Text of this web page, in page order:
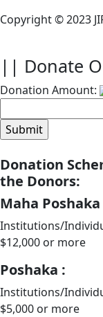
Copyright © 2023
|| Donate
Donation Amount:
Donation
the Donors:
Maha Poshaka
Institutions/
$12,000 or more
Poshaka :
Institutions/
$5,000 or more